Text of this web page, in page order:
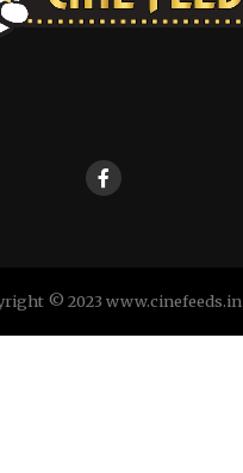
© 2023 www.cinefeeds.in